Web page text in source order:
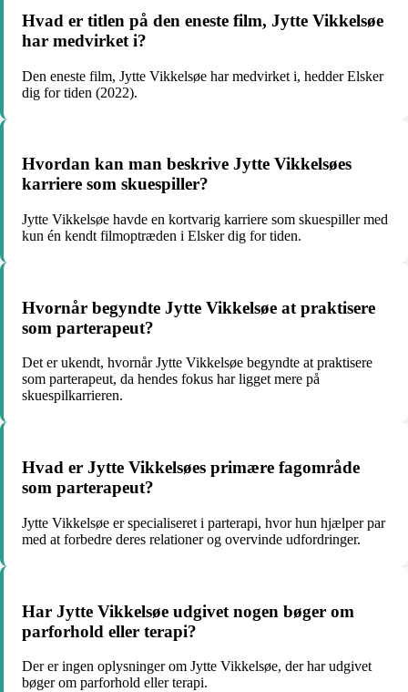
Hvad er titlen på den eneste film, Jytte Vikkelsøe
har medvirket i?
Den eneste film, Jytte Vikkelsøe har medvirket i, hedder Elsker
dig for tiden (2022).
Hvordan kan man beskrive Jytte Vikkelsøes
karriere som skuespiller?
Jytte Vikkelsøe havde en kortvarig karriere som skuespiller med
kun én kendt filmoptræden i Elsker dig for tiden.
Hvornår begyndte Jytte Vikkelsøe at praktisere
som parterapeut?
Det er ukendt, hvornår Jytte Vikkelsøe begyndte at praktisere
som parterapeut, da hendes fokus har ligget mere på
skuespilkarrieren.
Hvad er Jytte Vikkelsøes primære fagområde
som parterapeut?
Jytte Vikkelsøe er specialiseret i parterapi, hvor hun hjælper par
med at forbedre deres relationer og overvinde udfordringer.
Har Jytte Vikkelsøe udgivet nogen bøger om
parforhold eller terapi?
Der er ingen oplysninger om Jytte Vikkelsøe, der har udgivet
bøger om parforhold eller terapi.